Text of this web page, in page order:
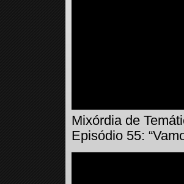
Mixórdia de
Episódio 55: